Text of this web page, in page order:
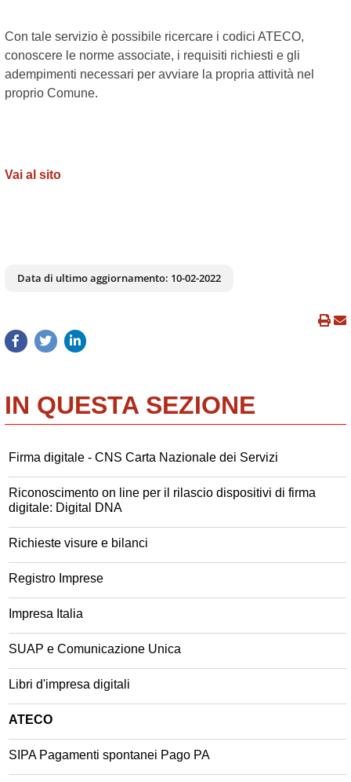
Con tale servizio è possibile ricercare i codici ATECO,
conoscere le norme associate, i requisiti richiesti e gli
adempimenti necessari per avviare la propria attività nel
proprio Comune.
Vai al sito
Data di ultimo aggiornamento: 10-02-2022
IN QUESTA SEZIONE
Firma digitale - CNS Carta Nazionale dei Servizi
Riconoscimento on line per il rilascio dispositivi di firma
digitale: Digital DNA
Richieste visure e bilanci
Registro Imprese
Impresa Italia
SUAP e Comunicazione Unica
Libri d'impresa digitali
ATECO
SIPA Pagamenti spontanei Pago PA